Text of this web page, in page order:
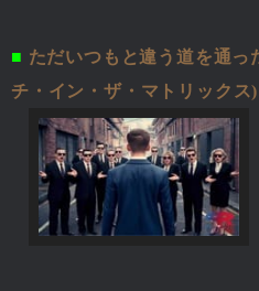
■ ただいつもと違う道を通っ
チ・イン・ザ・マトリックス)